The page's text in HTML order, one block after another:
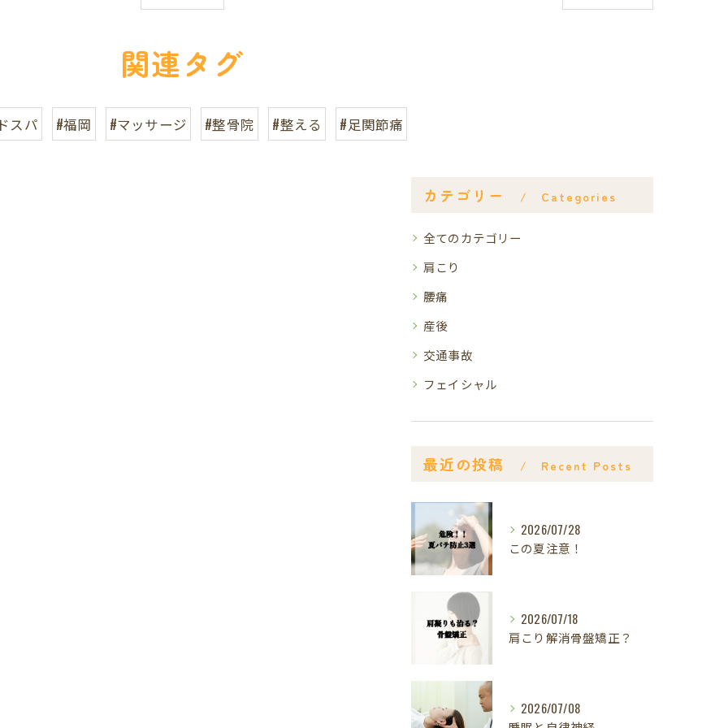
関連タグ
スパ #福岡 #マッサージ #整骨院 #整える #足関節痛
カテゴリー Categories
全てのカテゴリー
肩こり
腰痛
産後
交通事故
フェイシャル
最近の投稿 Recent Posts
2026/07/28
この夏注意！
2026/07/18
肩こり解消骨盤矯正？
2026/07/08